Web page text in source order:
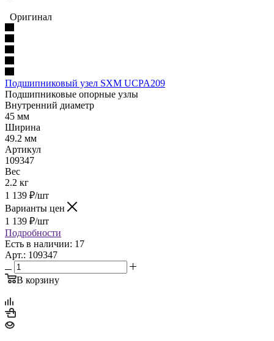
Оригинал
Подшипниковый узел SXM UCPA209
Подшипниковые опорные узлы
Внутренний диаметр
45 мм
Ширина
49.2 мм
Артикул
109347
Вес
2.2 кг
1 139 ₽/шт
Варианты цен
1 139 ₽/шт
Подробности
Есть в наличии: 17
Арт.: 109347
В корзину